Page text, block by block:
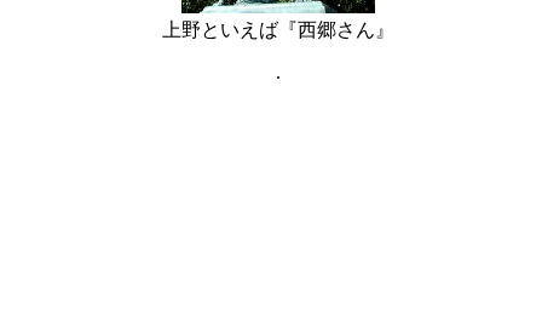
上野といえば『西郷さん』
.